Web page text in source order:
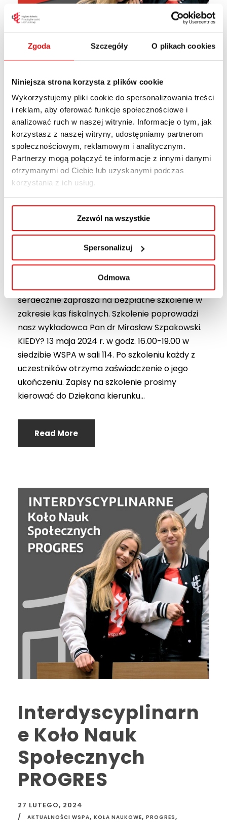
Zgoda Szczegóły O plikach cookies
Niniejsza strona korzysta z plików cookie
Wykorzystujemy pliki cookie do spersonalizowania treści
i reklam, aby oferować funkcje społecznościowe i
analizować ruch w naszej witrynie. Informacje o tym, jak
korzystasz z naszej witryny, udostępniamy partnerom
społecznościowym, reklamowym i analitycznym.
Partnerzy mogą połączyć te informacje z innymi danymi
otrzymanymi od Ciebie lub uzyskanymi podczas
korzystania z ich usług.
Zezwól na wszystkie
Spersonalizuj
Odmowa
Bezpłatne
szkolenie dla
studentów WSPA –
kasy fiskalne
26 KWIETNIA, 2024
AKTUALNOŚCI WSPA, KOŁA NAUKOWE,
SOCJOLOGIA, ZARZĄDZANIE
Koło Naukowe Zarządzania i Socjologii PROGRES
serdecznie zaprasza na bezpłatne szkolenie w
zakresie kas fiskalnych. Szkolenie poprowadzi
nasz wykładowca Pan dr Mirosław Szpakowski.
KIEDY? 13 maja 2024 r. w godz. 16.00-19.00 w
siedzibie WSPA w sali 114. Po szkoleniu każdy z
uczestników otrzyma zaświadczenie o jego
ukończeniu. Zapisy na szkolenie prosimy
kierować do Dziekana kierunku...
Read More
Interdyscyplinarn
e Koło Nauk
Społecznych
PROGRES
27 LUTEGO, 2024
AKTUALNOŚCI WSPA, KOŁA NAUKOWE, PROGRES,